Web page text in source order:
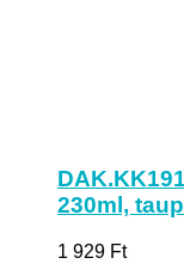
230ml,
1 929 Ft